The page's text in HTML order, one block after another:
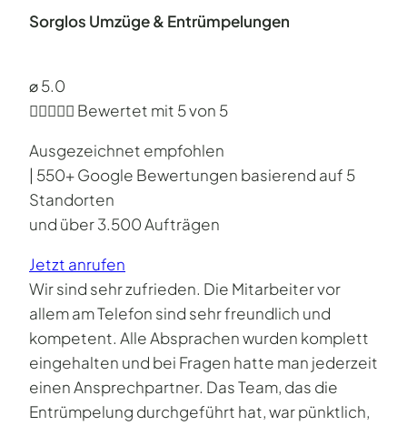
Sorglos Umzüge & Entrümpelungen
⌀ 5.0
 Bewertet mit 5 von 5
Ausgezeichnet empfohlen
| 550+ Google Bewertungen basierend auf 5
Standorten
und über 3.500 Aufträgen
Jetzt anrufen
Wir sind sehr zufrieden. Die Mitarbeiter vor
allem am Telefon sind sehr freundlich und
kompetent. Alle Absprachen wurden komplett
eingehalten und bei Fragen hatte man jederzeit
einen Ansprechpartner. Das Team, das die
Entrümpelung durchgeführt hat, war pünktlich,